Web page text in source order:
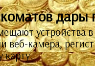
дары
устройства
веб-камера,
карту.